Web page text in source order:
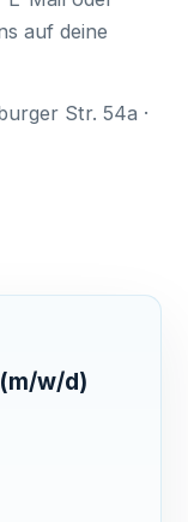
auf deine
Str. 54a ·
w/d)